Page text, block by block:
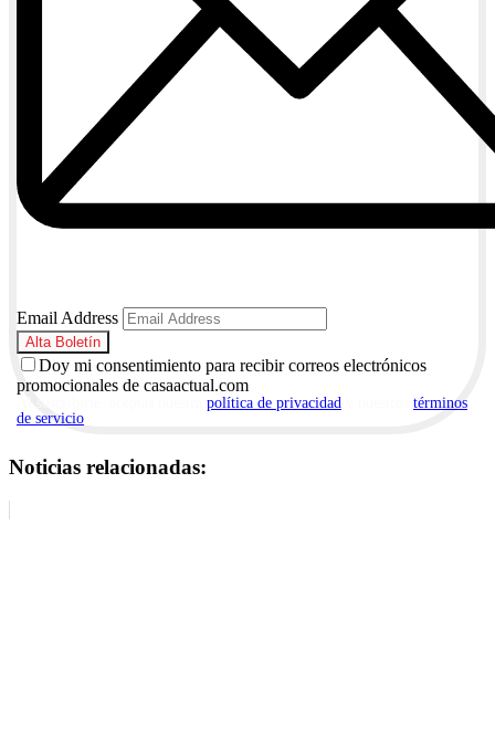
Email Address
Doy mi consentimiento para recibir correos electrónicos
promocionales de casaactual.com
política de privacidad
términos
de servicio
Noticias relacionadas: